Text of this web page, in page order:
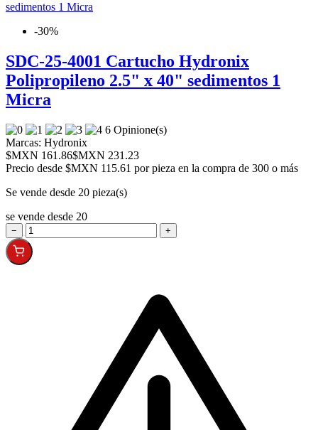
-30%
SDC-25-4001 Cartucho Hydronix
Polipropileno 2.5" x 40" sedimentos 1
Micra
6 Opinione(s)
Marcas: Hydronix
$MXN 161.86$MXN 231.23
Precio desde $MXN 115.61 por pieza en la compra de 300 o más
Se vende desde 20 pieza(s)
se vende desde 20
− +